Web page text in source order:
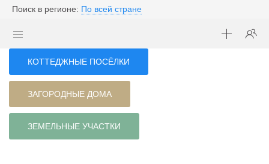
Поиск в регионе: По всей стране
КОТТЕДЖНЫЕ ПОСЁЛКИ
ЗАГОРОДНЫЕ ДОМА
ЗЕМЕЛЬНЫЕ УЧАСТКИ